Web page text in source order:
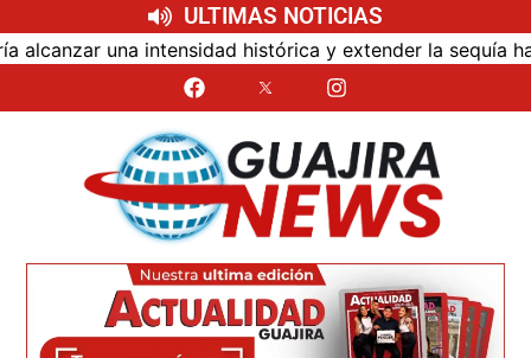
ULTIMAS NOTICIAS
una intensidad histórica y extender la sequía hasta